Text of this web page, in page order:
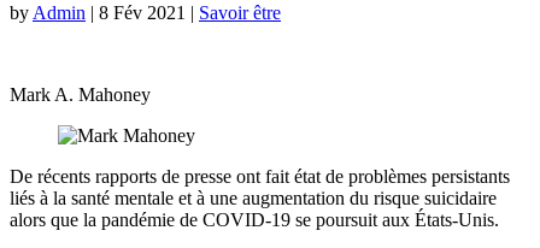
by Admin | 8 Fév 2021 | Savoir être
Mark A. Mahoney
De récents rapports de presse ont fait état de problèmes persistants
liés à la santé mentale et à une augmentation du risque suicidaire
alors que la pandémie de COVID-19 se poursuit aux États-Unis.